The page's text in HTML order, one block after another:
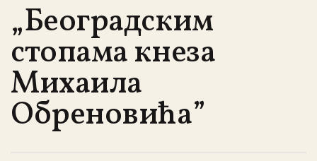
„Београдским
стопама кнеза
Михаила
Обреновића”